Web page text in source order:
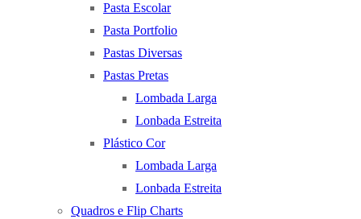
Pasta Escolar
Pasta Portfolio
Pastas Diversas
Pastas Pretas
Lombada Larga
Lonbada Estreita
Plástico Cor
Lombada Larga
Lonbada Estreita
Quadros e Flip Charts